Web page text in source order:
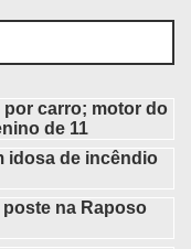
por carro; motor do
de 11
idosa de incêndio
na Raposo